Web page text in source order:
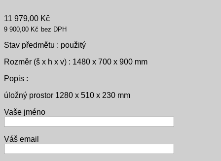
11 979,00 Kč
9 900,00 Kč bez DPH
Stav předmětu : použitý
Rozměr (š x h x v) : 1480 x 700 x 900 mm
Popis :
úložný prostor 1280 x 510 x 230 mm
Vaše jméno
Váš email